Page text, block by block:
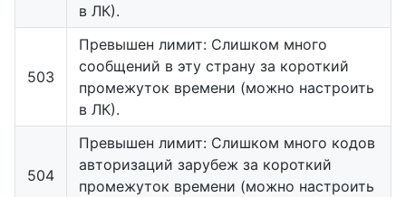
в ЛК).
503
Превышен лимит: Слишком много
сообщений в эту страну за короткий
промежуток времени (можно настроить
в ЛК).
504
Превышен лимит: Слишком много кодов
авторизаций зарубеж за короткий
промежуток времени (можно настроить